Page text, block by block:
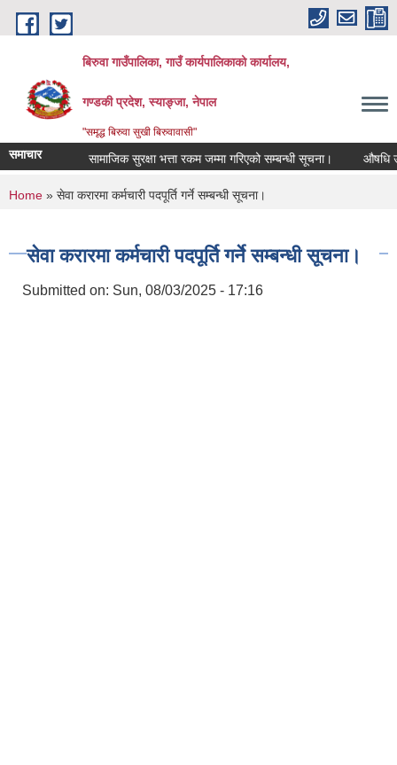
Skip to main content
बिरुवा गाउँपालिका, गाउँ कार्यपालिकाको कार्यालय,
गण्डकी प्रदेश, स्याङ्जा, नेपाल
"समृद्ध बिरुवा सुखी बिरुवावासी"
समाचार सामाजिक सुरक्षा भत्ता रकम जम्मा गरिएको सम्बन्धी सूचना। औषधि
You are here
Home » सेवा करारमा कर्मचारी पदपूर्ति गर्ने सम्बन्धी सूचना।
सेवा करारमा कर्मचारी पदपूर्ति गर्ने सम्बन्धी सूचना।
Submitted on: Sun, 08/03/2025 - 17:16